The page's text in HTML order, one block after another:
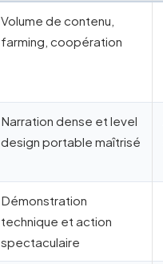
Volume de contenu,
farming, coopération
Narration dense et level
design portable maîtrisé
Démonstration
technique et action
spectaculaire